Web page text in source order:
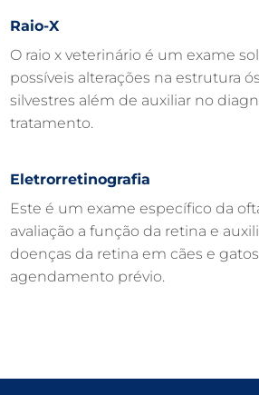
Raio-X
O raio x veterinário é um exame
possíveis alterações na estrutura
silvestres além de auxiliar no
tratamento.
Eletrorretinografia
Este é um exame específico da
avaliação a função da retina e
doenças da retina em cães e
agendamento prévio.